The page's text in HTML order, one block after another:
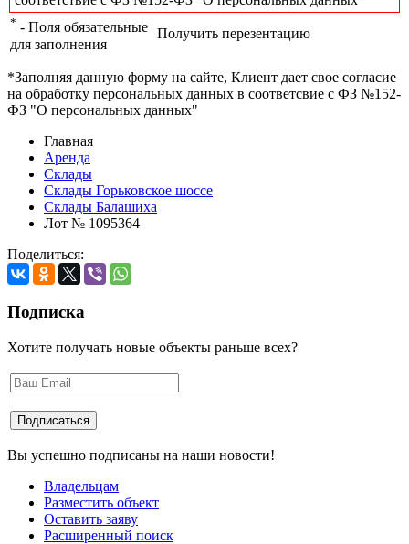
* - Поля обязательные
для заполнения
Получить перезентацию
*Заполняя данную форму на сайте, Клиент дает свое согласие
на обработку персональных данных в соответсвие с ФЗ №152-
ФЗ "О персональных данных"
Главная
Аренда
Склады
Склады Горьковское шоссе
Склады Балашиха
Лот № 1095364
Поделиться:
Подписка
Хотите получать новые объекты раньше всех?
Вы успешно подписаны на наши новости!
Владельцам
Разместить объект
Оставить заяву
Расширенный поиск